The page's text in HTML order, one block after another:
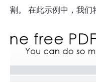
割。 在此示例中，我们